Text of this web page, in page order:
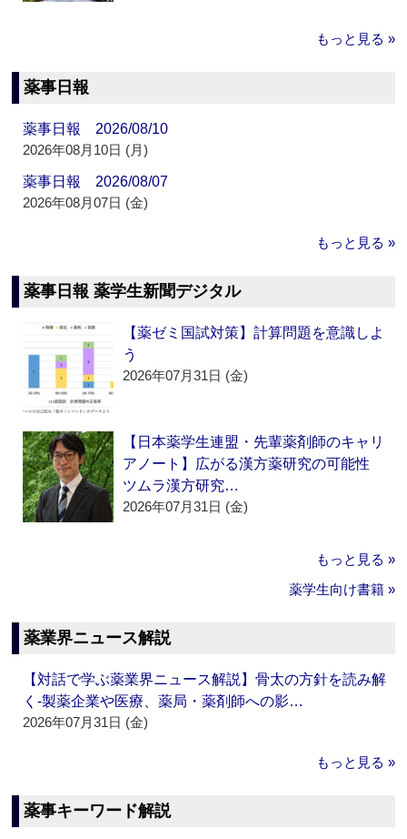
もっと見る »
薬事日報
薬事日報 2026/08/10
2026年08月10日 (月)
薬事日報 2026/08/07
2026年08月07日 (金)
もっと見る »
薬事日報 薬学生新聞デジタル
【薬ゼミ国試対策】計算問題を意識しよ
う
2026年07月31日 (金)
【日本薬学生連盟・先輩薬剤師のキャリ
アノート】広がる漢方薬研究の可能性
ツムラ漢方研究…
2026年07月31日 (金)
もっと見る »
薬学生向け書籍 »
薬業界ニュース解説
【対話で学ぶ薬業界ニュース解説】骨太の方針を読み解
く‐製薬企業や医療、薬局・薬剤師への影…
2026年07月31日 (金)
もっと見る »
薬事キーワード解説